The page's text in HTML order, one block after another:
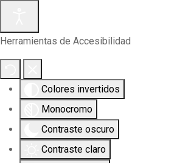
Herramientas de Accesibilidad
Colores invertidos
Monocromo
Contraste oscuro
Contraste claro